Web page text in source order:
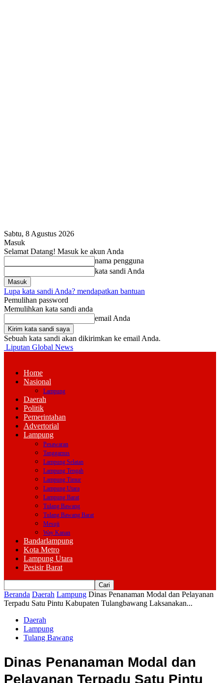
Sabtu, 8 Agustus 2026
Masuk
Selamat Datang! Masuk ke akun Anda
nama pengguna
kata sandi Anda
Lupa kata sandi Anda? mendapatkan bantuan
Pemulihan password
Memulihkan kata sandi anda
email Anda
Sebuah kata sandi akan dikirimkan ke email Anda.
Liputan Global News
Home
Nasional
Lampung
Daerah
Politik
Pemerintahan
Advertorial
Lampung
Pesawaran
Tanggamus
Lampung Selatan
Lampung Tengah
Lampung Timur
Lampung Utara
Lampung Barat
Tulang Bawang
Tulang Bawang Barat
Mesuji
Way Kanan
Bandarlampung
Kota Metro
Lampung Utara
Pesisir Barat
Beranda Daerah Lampung Dinas Penanaman Modal dan Pelayanan
Terpadu Satu Pintu Kabupaten Tulangbawang Laksanakan...
Daerah
Lampung
Tulang Bawang
Dinas Penanaman Modal dan
Pelayanan Terpadu Satu Pintu